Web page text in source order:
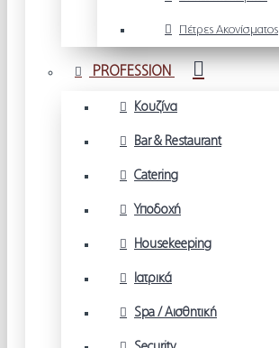
Πέτρες Ακονίσματος
PROFESSION
Κουζίνα
Bar & Restaurant
Catering
Υποδοχή
Housekeeping
Ιατρικά
Spa / Αισθητική